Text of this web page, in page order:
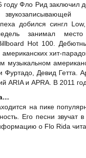
году Фло Рид заключил
добился сингл
занимал
Hot 100.
хит-
музыкальном
Фуртадо, Девид Гетта.
ARIA и APRA. В 2011
на пике
Его песни
о Flo Rida